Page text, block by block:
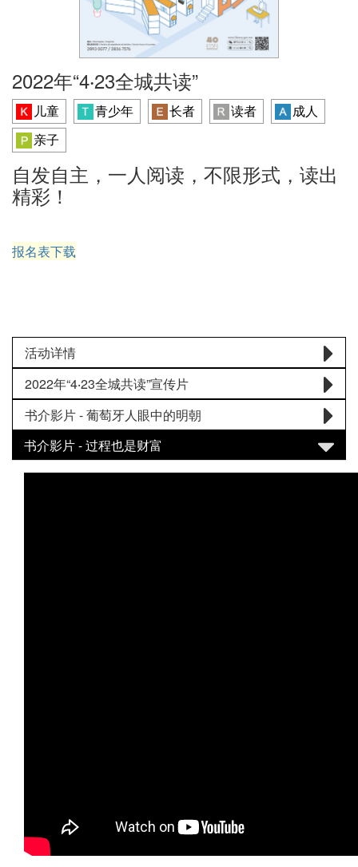
2022年“4‧23全城共读”
儿童 青少年 长者 读者
成人
亲子
自发自主，一人阅读，不限形式，读出
精彩！
报名表下载
活动详情
2022年“4‧23全城共读”宣传片
书介影片 - 葡萄牙人眼中的明朝
书介影片 - 过程也是财富